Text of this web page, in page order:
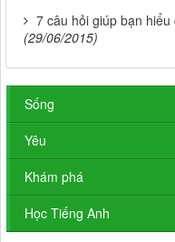
7 câu hỏi giúp bạn
(29/06/2015)
Sống
Yêu
Khám phá
Học Tiếng Anh